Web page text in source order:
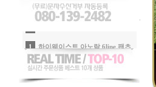
에어리 시크 라이오셀 반팔티_크림화이
3 -